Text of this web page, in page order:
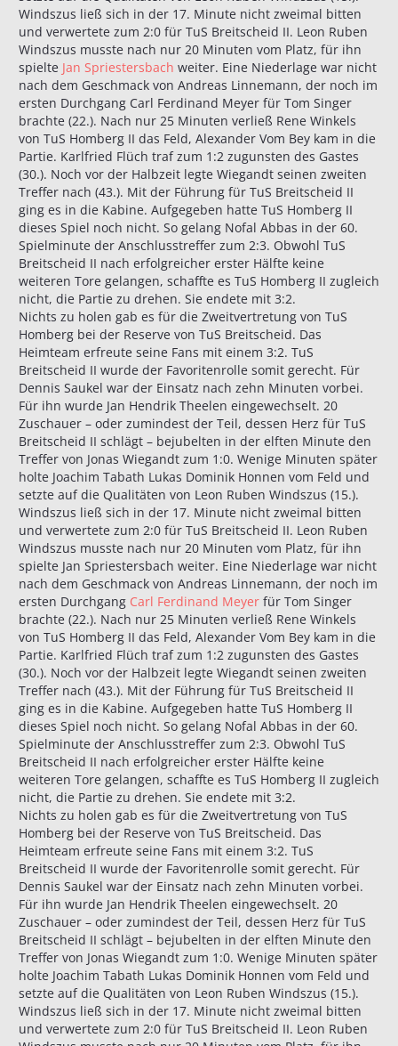
Windszus ließ sich in der 17. Minute nicht zweimal bitten
und verwertete zum 2:0 für TuS Breitscheid II. Leon Ruben
Windszus musste nach nur 20 Minuten vom Platz, für ihn
spielte Jan Spriestersbach weiter. Eine Niederlage war nicht
nach dem Geschmack von Andreas Linnemann, der noch im
ersten Durchgang Carl Ferdinand Meyer für Tom Singer
brachte (22.). Nach nur 25 Minuten verließ Rene Winkels
von TuS Homberg II das Feld, Alexander Vom Bey kam in die
Partie. Karlfried Flüch traf zum 1:2 zugunsten des Gastes
(30.). Noch vor der Halbzeit legte Wiegandt seinen zweiten
Treffer nach (43.). Mit der Führung für TuS Breitscheid II
ging es in die Kabine. Aufgegeben hatte TuS Homberg II
dieses Spiel noch nicht. So gelang Nofal Abbas in der 60.
Spielminute der Anschlusstreffer zum 2:3. Obwohl TuS
Breitscheid II nach erfolgreicher erster Hälfte keine
weiteren Tore gelangen, schaffte es TuS Homberg II zugleich
nicht, die Partie zu drehen. Sie endete mit 3:2.
Nichts zu holen gab es für die Zweitvertretung von TuS
Homberg bei der Reserve von TuS Breitscheid. Das
Heimteam erfreute seine Fans mit einem 3:2. TuS
Breitscheid II wurde der Favoritenrolle somit gerecht. Für
Dennis Saukel war der Einsatz nach zehn Minuten vorbei.
Für ihn wurde Jan Hendrik Theelen eingewechselt. 20
Zuschauer – oder zumindest der Teil, dessen Herz für TuS
Breitscheid II schlägt – bejubelten in der elften Minute den
Treffer von Jonas Wiegandt zum 1:0. Wenige Minuten später
holte Joachim Tabath Lukas Dominik Honnen vom Feld und
setzte auf die Qualitäten von Leon Ruben Windszus (15.).
Windszus ließ sich in der 17. Minute nicht zweimal bitten
und verwertete zum 2:0 für TuS Breitscheid II. Leon Ruben
Windszus musste nach nur 20 Minuten vom Platz, für ihn
spielte Jan Spriestersbach weiter. Eine Niederlage war nicht
nach dem Geschmack von Andreas Linnemann, der noch im
ersten Durchgang Carl Ferdinand Meyer für Tom Singer
brachte (22.). Nach nur 25 Minuten verließ Rene Winkels
von TuS Homberg II das Feld, Alexander Vom Bey kam in die
Partie. Karlfried Flüch traf zum 1:2 zugunsten des Gastes
(30.). Noch vor der Halbzeit legte Wiegandt seinen zweiten
Treffer nach (43.). Mit der Führung für TuS Breitscheid II
ging es in die Kabine. Aufgegeben hatte TuS Homberg II
dieses Spiel noch nicht. So gelang Nofal Abbas in der 60.
Spielminute der Anschlusstreffer zum 2:3. Obwohl TuS
Breitscheid II nach erfolgreicher erster Hälfte keine
weiteren Tore gelangen, schaffte es TuS Homberg II zugleich
nicht, die Partie zu drehen. Sie endete mit 3:2.
Nichts zu holen gab es für die Zweitvertretung von TuS
Homberg bei der Reserve von TuS Breitscheid. Das
Heimteam erfreute seine Fans mit einem 3:2. TuS
Breitscheid II wurde der Favoritenrolle somit gerecht. Für
Dennis Saukel war der Einsatz nach zehn Minuten vorbei.
Für ihn wurde Jan Hendrik Theelen eingewechselt. 20
Zuschauer – oder zumindest der Teil, dessen Herz für TuS
Breitscheid II schlägt – bejubelten in der elften Minute den
Treffer von Jonas Wiegandt zum 1:0. Wenige Minuten später
holte Joachim Tabath Lukas Dominik Honnen vom Feld und
setzte auf die Qualitäten von Leon Ruben Windszus (15.).
Windszus ließ sich in der 17. Minute nicht zweimal bitten
und verwertete zum 2:0 für TuS Breitscheid II. Leon Ruben